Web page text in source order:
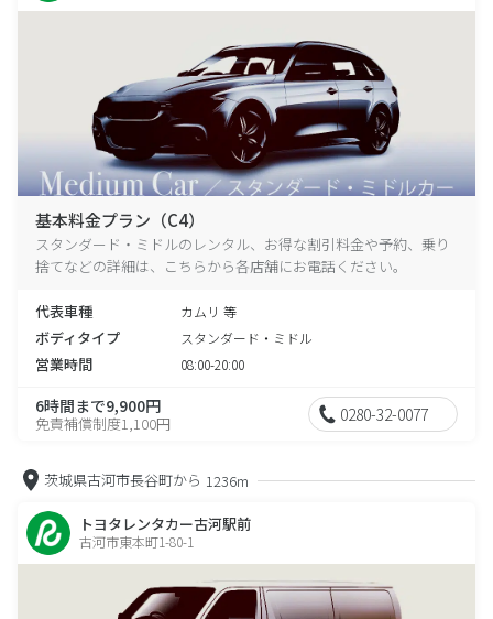
基本料金プラン（C4）
スタンダード・ミドルのレンタル、お得な割引料金や予約、乗り
捨てなどの詳細は、こちらから各店舗にお電話ください。
代表車種 カムリ 等
ボディタイプ スタンダード・ミドル
営業時間 08:00-20:00
6時間まで9,900円
免責補償制度1,100円 0280-32-0077
茨城県古河市長谷町から 1236m
トヨタレンタカー古河駅前
古河市東本町1-80-1